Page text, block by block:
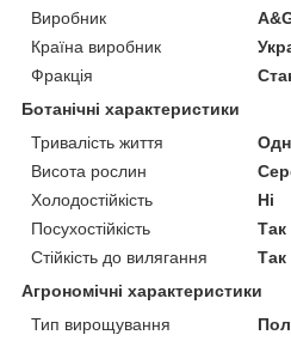
Виробник
Країна виробник
Фракція
Ботанічні характеристики
Тривалість життя
Висота рослин
Холодостійкість
Ні
Посухостійкість
Так
Стійкість до вилягання
Так
Агрономічні характеристики
Тип вирощування